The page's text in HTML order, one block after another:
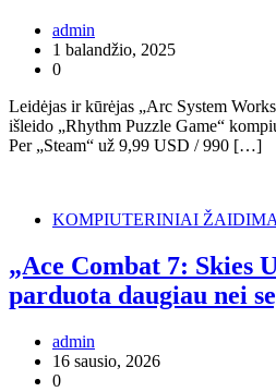
admin
1 balandžio, 2025
0
Leidėjas ir kūrėjas „Arc System
išleido „Rhythm Puzzle Game“
Per „Steam“ už 9,99 USD / 990 […]
KOMPIUTERINIAI
„Ace Combat 7: Skies
parduota daugiau nei
admin
16 sausio, 2026
0